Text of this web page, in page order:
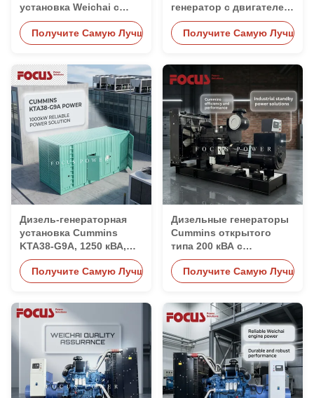
установка Weichai с
водяным охлаждением
20 кВт 30 кВт 50 кВт 100
кВт 500 кВт 800 кВт
Получите Самую Лучшую Цену
генератор с двигателем
Weichai 6M33D633E200
для промышленного
использования
Получите Самую Лучшую
Дизель-генераторная
установка Cummins
KTA38-G9A, 1250 кВА,
1000 кВт, в 20-футовом
контейнере
Получите Самую Лучшую Цену
Дизельные генераторы
Cummins открытого
типа 200 кВА с
двигателем 6CTAA8.3-
G2Получите Самую Лучшую